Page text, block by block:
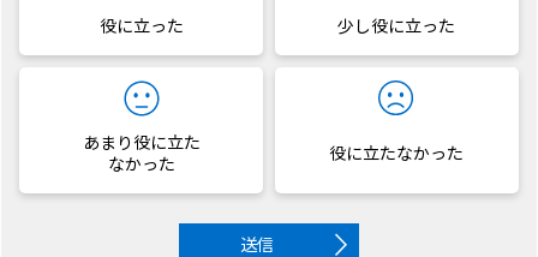
役に立った 少し役に立った
あまり役に立た
なかった
役に立たなかった
送信